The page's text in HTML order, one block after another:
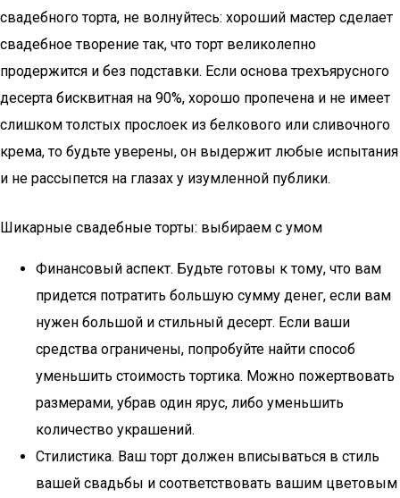
свадебного торта, не волнуйтесь: хороший мастер сделает
свадебное творение так, что торт великолепно
продержится и без подставки. Если основа трехъярусного
десерта бисквитная на 90%, хорошо пропечена и не имеет
слишком толстых прослоек из белкового или сливочного
крема, то будьте уверены, он выдержит любые испытания
и не рассыпется на глазах у изумленной публики.
Шикарные свадебные торты: выбираем с умом
Финансовый аспект. Будьте готовы к тому, что вам
придется потратить большую сумму денег, если вам
нужен большой и стильный десерт. Если ваши
средства ограничены, попробуйте найти способ
уменьшить стоимость тортика. Можно пожертвовать
размерами, убрав один ярус, либо уменьшить
количество украшений.
Стилистика. Ваш торт должен вписываться в стиль
вашей свадьбы и соответствовать вашим цветовым